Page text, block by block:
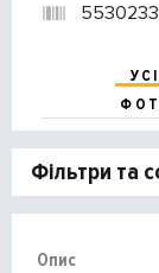
Фільтри та
Опис